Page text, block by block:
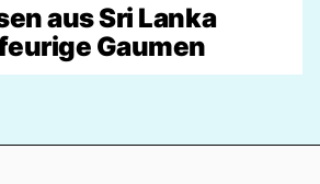
aus Sri Lanka
Gaumen